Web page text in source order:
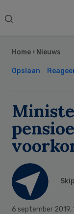
Search
Home › Nieuws
Opslaan
6 september 2019,
Sidebar